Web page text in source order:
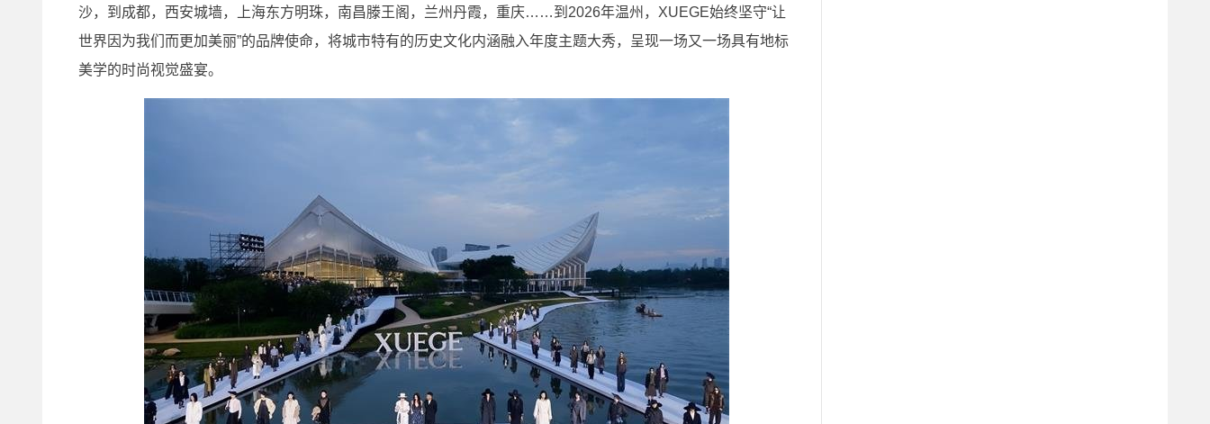
沙，到成都，西安城墙，上海东方明珠，南昌滕王阁，兰州丹霞，重庆……到2026年温州，XUEGE始终坚守“让
世界因为我们而更加美丽”的品牌使命，将城市特有的历史文化内涵融入年度主题大秀，呈现一场又一场具有地标
美学的时尚视觉盛宴。